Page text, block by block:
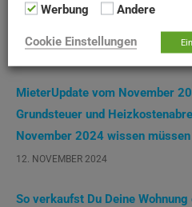
nach:
MieterUpdate vom November
Grundsteuer und
November 2024 wissen müssen
12. NOVEMBER 2024
So verkaufst Du Deine
Werbung
Andere
Cookie Einstellungen